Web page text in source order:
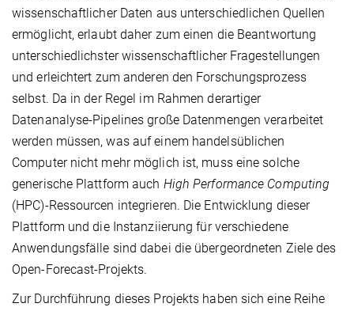
wissenschaftlicher Daten aus unterschiedlichen Quellen
ermöglicht, erlaubt daher zum einen die Beantwortung
unterschiedlichster wissenschaftlicher Fragestellungen
und erleichtert zum anderen den Forschungsprozess
selbst. Da in der Regel im Rahmen derartiger
Datenanalyse-Pipelines große Datenmengen verarbeitet
werden müssen, was auf einem handelsüblichen
Computer nicht mehr möglich ist, muss eine solche
generische Plattform auch High Performance Computing
(HPC)-Ressourcen integrieren. Die Entwicklung dieser
Plattform und die Instanziierung für verschiedene
Anwendungsfälle sind dabei die übergeordneten Ziele des
Open-Forecast-Projekts.
Zur Durchführung dieses Projekts haben sich eine Reihe